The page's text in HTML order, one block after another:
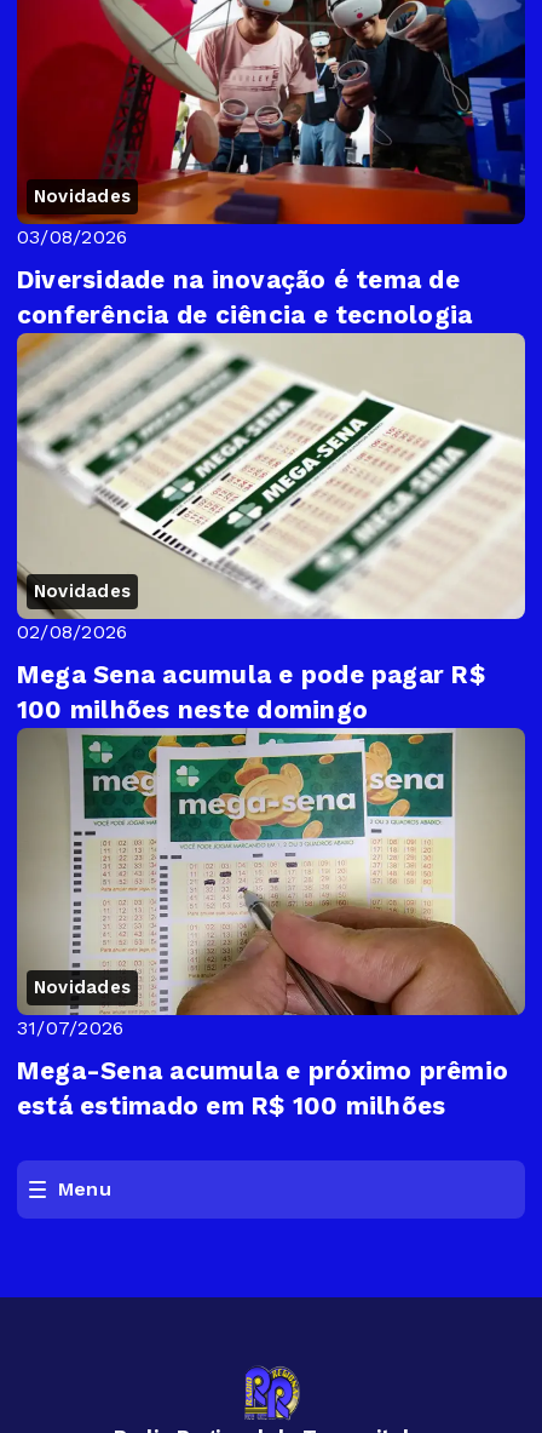
Novidades
03/08/2026
Diversidade na inovação é tema de
conferência de ciência e tecnologia
Novidades
02/08/2026
Mega Sena acumula e pode pagar R$
100 milhões neste domingo
Novidades
31/07/2026
Mega-Sena acumula e próximo prêmio
está estimado em R$ 100 milhões
Menu